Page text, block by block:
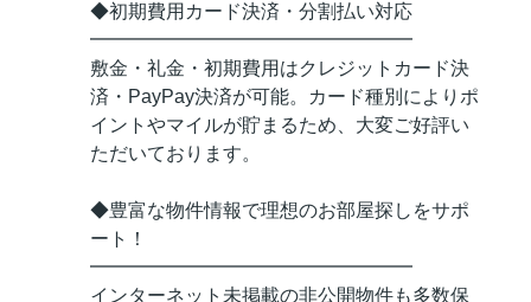
◆初期費用カード決済・分割払い対応
━━━━━━━━━━━━━━━━━
敷金・礼金・初期費用はクレジットカード決
済・PayPay決済が可能。カード種別によりポ
イントやマイルが貯まるため、大変ご好評い
ただいております。
◆豊富な物件情報で理想のお部屋探しをサポ
ート！
━━━━━━━━━━━━━━━━━
インターネット未掲載の非公開物件も多数保